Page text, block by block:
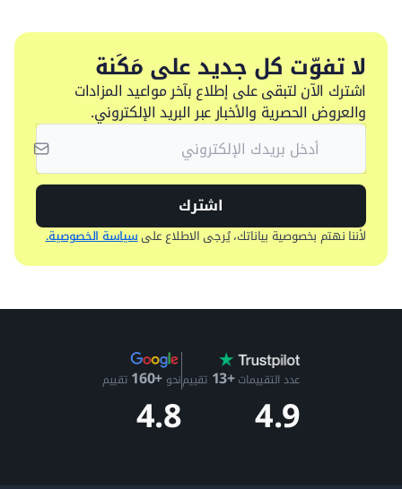
لا تفوّت كل جديد على مَكَنة
اشترك الآن لتبقى على إطلاع بآخر مواعيد المزادات
والعروض الحصرية والأخبار عبر البريد الإلكتروني.
اشترك
لأننا نهتم بخصوصية بياناتك، يُرجى الاطلاع علىسياسة الخصوصية.
عدد التقييمات+13 تقييم
4.9
نحو +160 تقييم
4.8